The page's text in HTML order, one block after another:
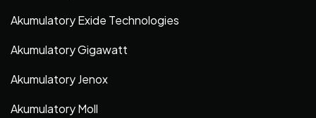
Akumulatory Exide Technologies
Akumulatory Gigawatt
Akumulatory Jenox
Akumulatory Moll